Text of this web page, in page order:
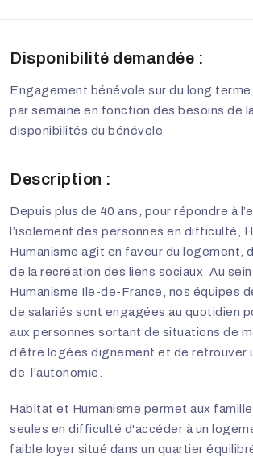
Disponibilité demandée :
Engagement bénévole sur du long
par semaine en fonction des besoins de
disponibilités du bénévole
Description :
Depuis plus de 40 ans, pour répondre à
l’isolement des personnes en difficulté,
Humanisme agit en faveur du logement,
de la recréation des liens sociaux. Au
Humanisme Ile-de-France, nos équipes
de salariés sont engagées au quotidien
aux personnes sortant de situations de
d’être logées dignement et de retrouver
de l'autonomie.
Habitat et Humanisme permet aux
seules en difficulté d'accéder à un
faible loyer situé dans un quartier